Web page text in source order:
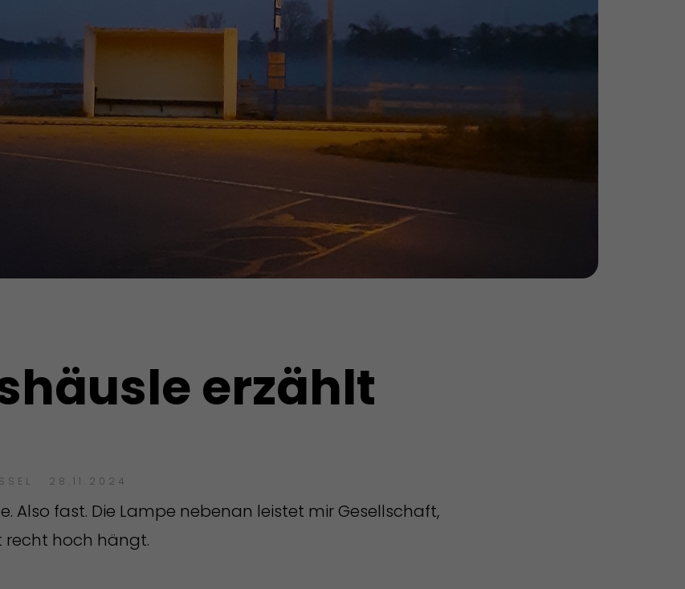
erzählt
28.11.2024
Also fast. Die Lampe nebenan leistet mir Gesellschaft,
recht hoch hängt.